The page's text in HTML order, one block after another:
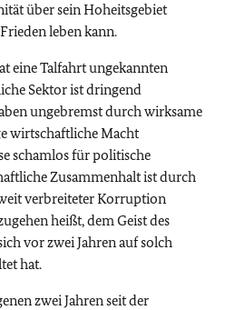
über sein Hoheitsgebiet
leben kann.
eine Talfahrt ungekannten
Sektor ist dringend
ungebremst durch wirksame
wirtschaftliche Macht
schamlos für politische
Zusammenhalt ist durch
verbreiteter Korruption
heißt, dem Geist des
vor zwei Jahren auf solch
hat.
zwei Jahren seit der